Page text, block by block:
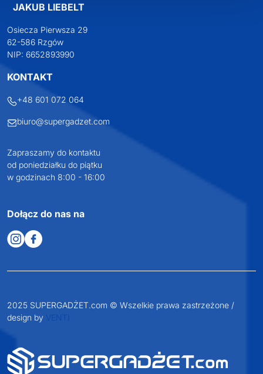
Darmowa wizualizacja
Profesjonalne doradztwo
Szeroka oferta produktów
SUPERGADŻET.com
JAKUB LIEBELT
KONTAKT
biuro@supergadzet.com